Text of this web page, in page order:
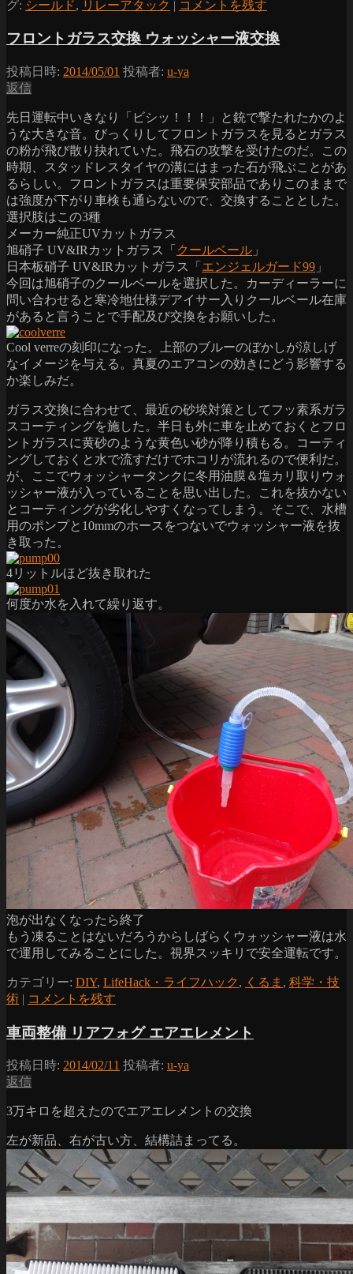
グ: シールド, リレーアタック | コメントを残す
フロントガラス交換 ウォッシャー液交換
投稿日時: 2014/05/01 投稿者: u-ya
返信
先日運転中いきなり「ビシッ！！！」と銃で撃たれたかのよ
うな大きな音。びっくりしてフロントガラスを見るとガラス
の粉が飛び散り抉れていた。飛石の攻撃を受けたのだ。この
時期、スタッドレスタイヤの溝にはまった石が飛ぶことがあ
るらしい。フロントガラスは重要保安部品でありこのままで
は強度が下がり車検も通らないので、交換することとした。
選択肢はこの3種
メーカー純正UVカットガラス
旭硝子 UV&IRカットガラス「 クールベール 」
日本板硝子 UV&IRカットガラス「 エンジェルガード99 」
今回は旭硝子のクールベールを選択した。カーディーラーに
問い合わせると寒冷地仕様デアイサー入りクールベール在庫
があると言うことで手配及び交換をお願いした。
Cool verreの刻印になった。上部のブルーのぼかしが涼しげ
なイメージを与える。真夏のエアコンの効きにどう影響する
か楽しみだ。
ガラス交換に合わせて、最近の砂埃対策としてフッ素系ガラ
スコーティングを施した。半日も外に車を止めておくとフロ
ントガラスに黄砂のような黄色い砂が降り積もる。コーティ
ングしておくと水で流すだけでホコリが流れるので便利だ。
が、ここでウォッシャータンクに冬用油膜＆塩カリ取りウォ
ッシャー液が入っていることを思い出した。これを抜かない
とコーティングが劣化しやすくなってしまう。そこで、水槽
用のポンプと10mmのホースをつないでウォッシャー液を抜
き取った。
4リットルほど抜き取れた
何度か水を入れて繰り返す。
泡が出なくなったら終了
もう凍ることはないだろうからしばらくウォッシャー液は水
で運用してみることにした。視界スッキリで安全運転です。
カテゴリー: DIY, LifeHack・ライフハック , くるま , 科学・技
術 | コメントを残す
車両整備 リアフォグ エアエレメント
投稿日時: 2014/02/11 投稿者: u-ya
返信
3万キロを超えたのでエアエレメントの交換
左が新品、右が古い方、結構詰まってる。